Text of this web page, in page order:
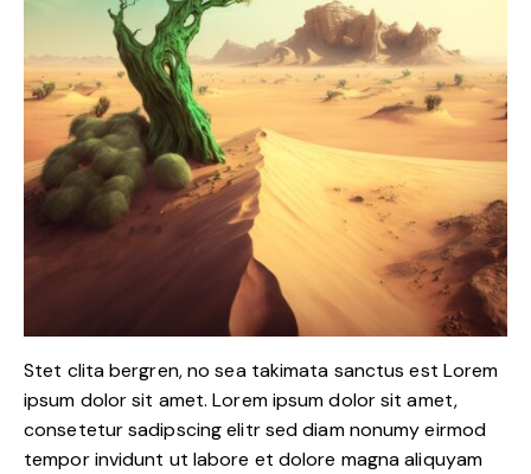
Stet clita bergren, no sea takimata sanctus est Lorem
ipsum dolor sit amet. Lorem ipsum dolor sit amet,
consetetur sadipscing elitr sed diam nonumy eirmod
tempor invidunt ut labore et dolore magna aliquyam